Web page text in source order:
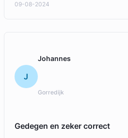
09-08-2024
J
Johannes
Gorredijk
Gedegen en zeker correct